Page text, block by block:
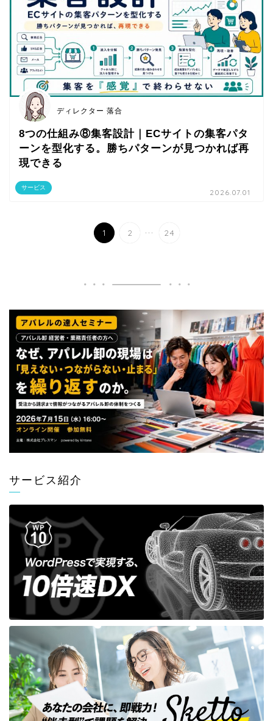
サービス
ディレクター 落合
8つの仕組み⑧集客設計｜ECサイトの集客パタ
ーンを型化する。勝ちパターンが見つかれば再
現できる
2026.07.01
1 2 ... 24
サービス紹介